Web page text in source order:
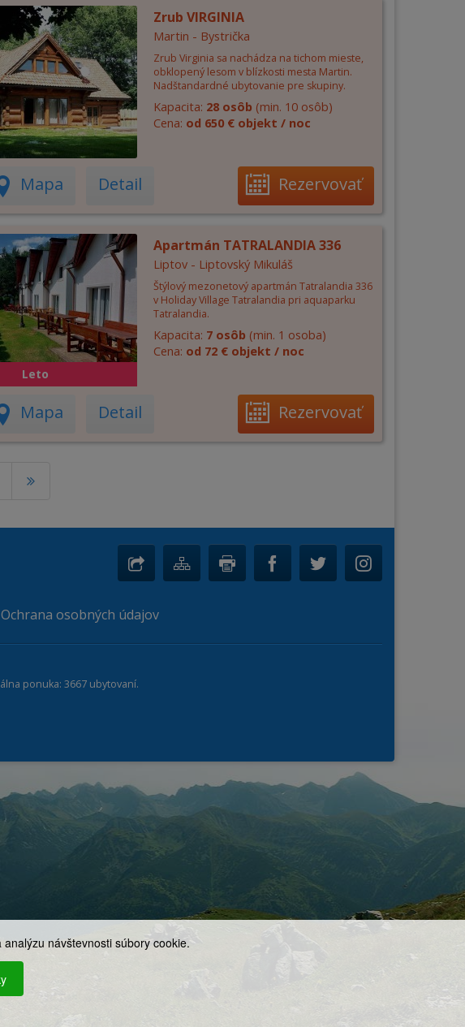
návštevnosti súbory cookie.
Zrub VIRGINIA
Martin - Bystrička
Zrub Virginia sa nachádza na tichom mieste,
obklopený lesom v blízkosti mesta Martin.
Nadštandardné ubytovanie pre skupiny.
Kapacita: 28 osôb (min. 10 osôb)
Cena: od 650 € objekt / noc
Mapa Detail Rezervovať
Leto
Apartmán TATRALANDIA 336
Liptov - Liptovský Mikuláš
Štýlový mezonetový apartmán Tatralandia 336
v Holiday Village Tatralandia pri aquaparku
Tatralandia.
Kapacita: 7 osôb (min. 1 osoba)
Cena: od 72 € objekt / noc
Mapa Detail Rezervovať
Ochrana osobných údajov
ponuka: 3667 ubytovaní.